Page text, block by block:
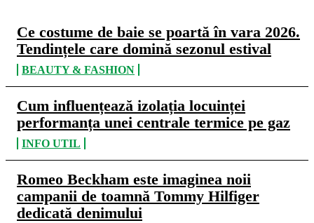
Ce costume de baie se poartă în vara 2026.
Tendințele care domină sezonul estival
BEAUTY & FASHION
Cum influențează izolația locuinței
performanța unei centrale termice pe gaz
INFO UTIL
Romeo Beckham este imaginea noii
campanii de toamnă Tommy Hilfiger
dedicată denimului